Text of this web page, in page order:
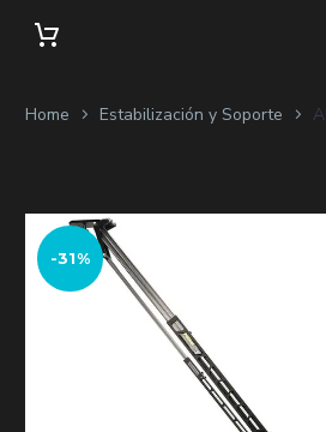
Home Estabilización y Soporte
-31%